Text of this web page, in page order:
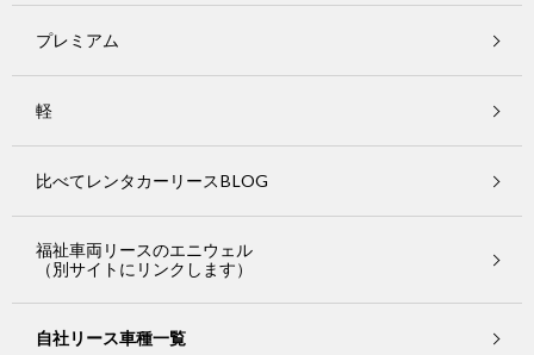
プレミアム
軽
比べてレンタカーリースBLOG
福祉車両リースのエニウェル
（別サイトにリンクします）
自社リース車種一覧